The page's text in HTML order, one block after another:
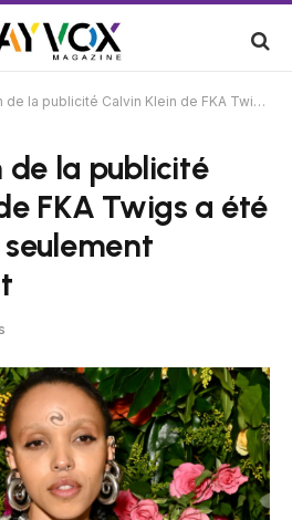
Calvin Klein de FKA Twigs a été levée – mais seulement partiellement
la publicité
FKA Twigs a été